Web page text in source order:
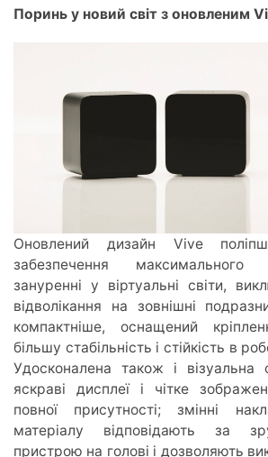
Поринь у новий світ з оновленим
Оновлений дизайн Vive
забезпечення
зануренні у віртуальні світи,
відволікання на зовнішні
компактніше, оснащений
більшу стабільність і стійкість в
Удосконалена також і візуальна
яскраві дисплеї і чітке
повної присутності; змінні
матеріалу відповідають за
пристрою на голові і дозволяють